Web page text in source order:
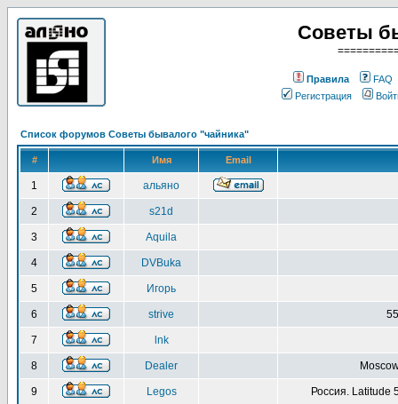
Советы
Правила
FAQ
Регистрация
Список форумов Советы бывалого "чайника"
# Имя Email
1 альяно
2 s21d
3 Aquila
4 DVBuka
5 Игорь
6 strive
7 lnk
8 Dealer
9 Legos Россия. Latitude